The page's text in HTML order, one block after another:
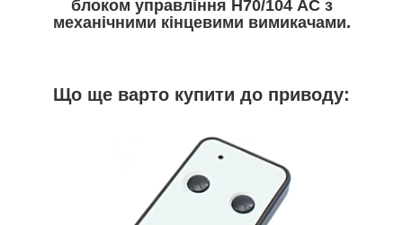
блоком управління Н70/104 АС з
механічними кінцевими вимикачами.
Що ще варто купити до приводу: